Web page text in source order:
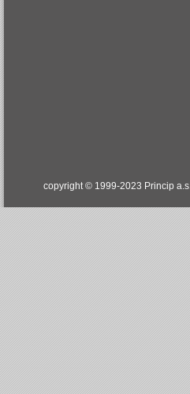
copyright © 1999-2023 Princip a.s.